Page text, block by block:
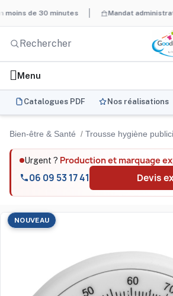
de 30 minutes Mandat administratif &
Menu
Catalogues PDF Nos réalisations
Bien-être & Santé Trousse hygiène
Urgent ? Production et marquage
06 09 53 17 41 Devis
NOUVEAU